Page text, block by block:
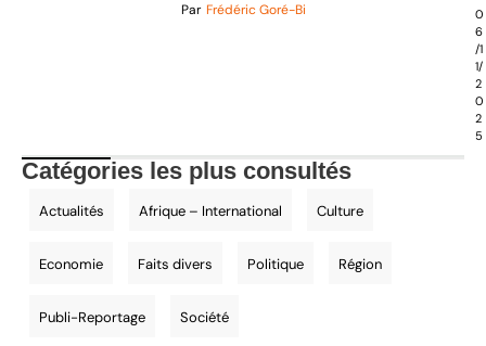
Par Frédéric Goré-Bi
0
6
/1
1/
2
0
2
5
Catégories les plus consultés
Actualités Afrique – International Culture
Economie Faits divers Politique Région
Publi-Reportage Société